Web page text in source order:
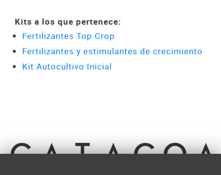
Kits a los que pertenece:
Fertilizantes Top Crop
Fertilizantes y estimulantes de crecimiento
Kit Autocultivo Inicial